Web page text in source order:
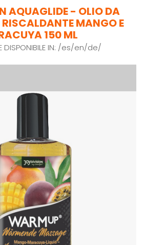
AQUAGLIDE - OLIO DA
MANGO E
150 ML
DISPONIBILE IN: /es/en/de/